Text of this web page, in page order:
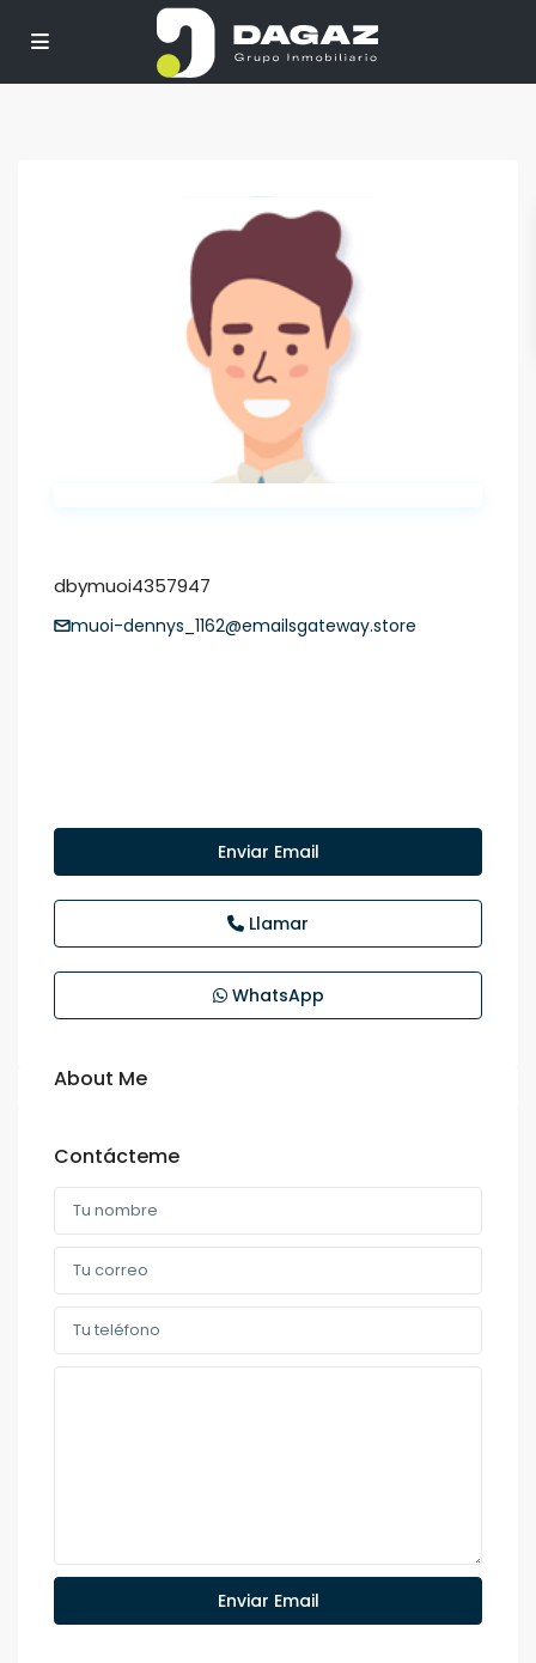
dbymuoi4357947
muoi-dennys_1162@emailsgateway.store
Enviar Email
Llamar
WhatsApp
About Me
Contácteme